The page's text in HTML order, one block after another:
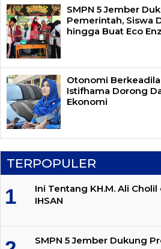
SMPN 5 Jember
Pemerintah, Siswa
hingga Buat Eco
Otonomi
Istifhama Dorong
Ekonomi
TERPOPULER
Ini Tentang KH.M. Ali
IHSAN
SMPN 5 Jember Dukung